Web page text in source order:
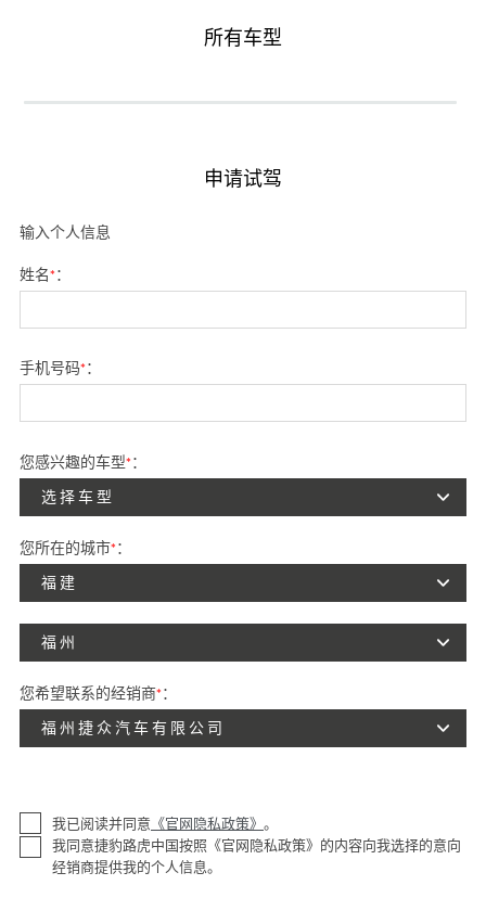
所有车型
申请试驾
输入个人信息
姓名*：
手机号码*：
您感兴趣的车型*：
选择车型
您所在的城市*：
福建
福州
您希望联系的经销商*：
福州捷众汽车有限公司
我已阅读并同意 《官网隐私政策》 。
我同意捷豹路虎中国按照《官网隐私政策》的内容向我选择的意向
经销商提供我的个人信息。